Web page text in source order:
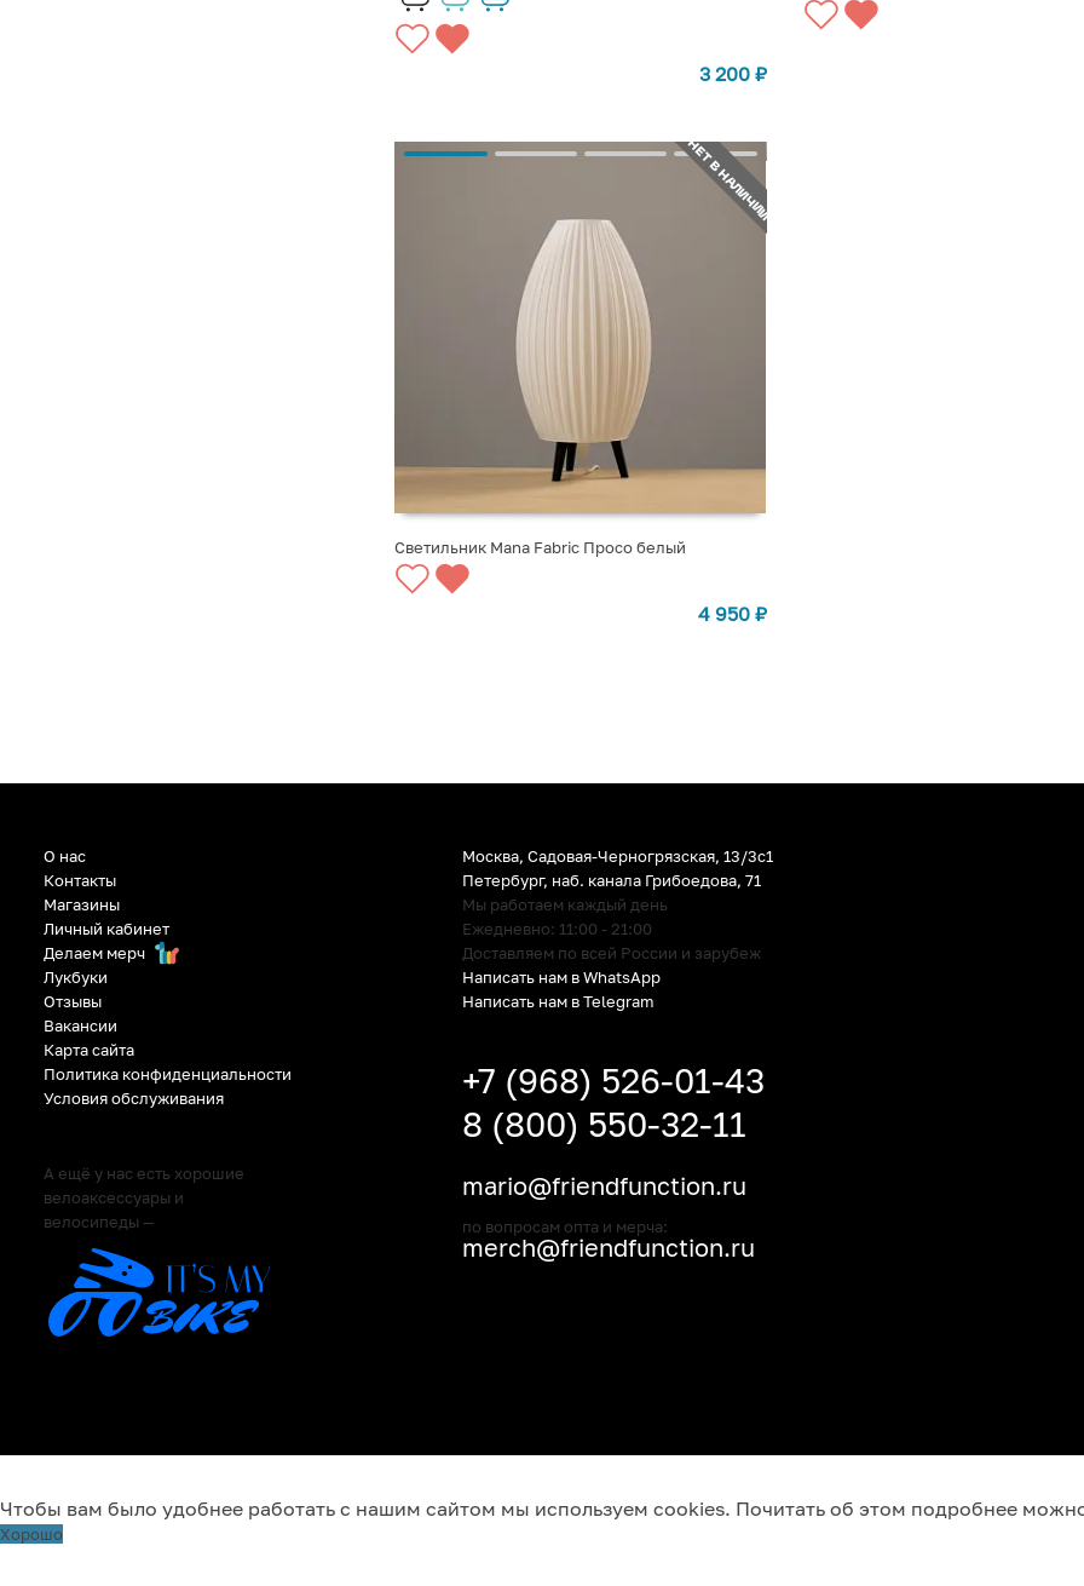
3 200 ₽
НЕТ В НАЛИЧИИ
СООБЩИТЬ О ПОСТУПЛЕНИИ
Светильник Mana Fabric Просо белый
4 950 ₽
О нас
Контакты
Магазины
Личный кабинет
Делаем мерч
Лукбуки
Отзывы
Вакансии
Карта сайта
Политика конфиденциальности
Условия обслуживания
А ещё у нас есть хорошие
велоаксессуары и
велосипеды —
Москва, Садовая-Черногрязская, 13/3c1
Петербург, наб. канала Грибоедова, 71
Мы работаем каждый день
Ежедневно: 11:00 - 21:00
Доставляем по всей России и зарубеж
Написать нам в WhatsApp
Написать нам в Telegram
+7 (968) 526-01-43
8 (800) 550-32-11
mario@friendfunction.ru
по вопросам опта и мерча:
merch@friendfunction.ru
Чтобы вам было удобнее работать с нашим сайтом мы используем cookies. Почитать об этом подробнее
Хорошо